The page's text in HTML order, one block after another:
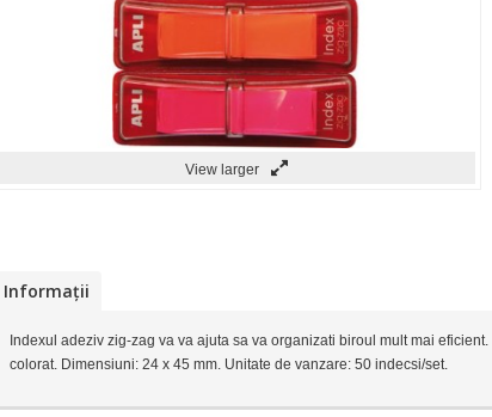
View larger
Informații
Indexul adeziv zig-zag va va ajuta sa va organizati biroul mult mai
colorat. Dimensiuni: 24 x 45 mm. Unitate de vanzare: 50 indecsi/set.